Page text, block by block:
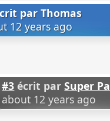
parThomas
12 years ago
#3 écrit parSuper
about 12 years ago